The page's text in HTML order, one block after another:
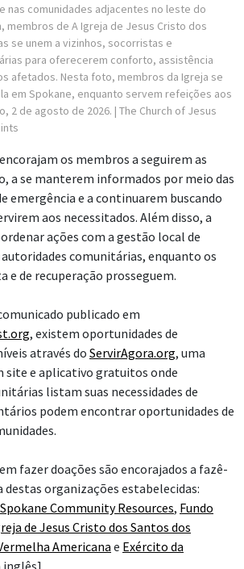
nas comunidades adjacentes no leste do
membros de A Igreja de Jesus Cristo dos
se unem a vizinhos, socorristas e
para oferecerem conforto, assistência
afetados. Nesta foto, membros da Igreja se
em Spokane, enquanto servem refeições aos
2 de agosto de 2026. | The Church of Jesus
os membros a seguirem as
a se manterem informados por meio das
emergência e a continuarem buscando
aos necessitados. Além disso, a
ações com a gestão local de
comunitárias, enquanto os
e de recuperação prosseguem.
publicado em
, existem oportunidades de
através do ServirAgora.org, uma
site e aplicativo gratuitos onde
listam suas necessidades de
podem encontrar oportunidades de
fazer doações são encorajados a fazê-
destas organizações estabelecidas:
Spokane Community Resources, Fundo
de Jesus Cristo dos Santos dos
Americana e Exército da